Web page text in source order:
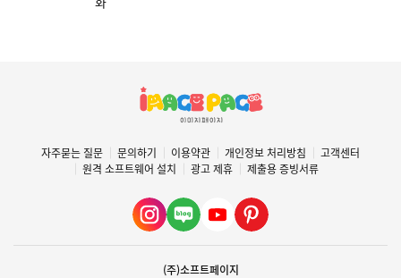
자주묻는 질문 문의하기 이용약관 개인정보 처리방침
고객센터
원격 소프트웨어 설치
광고 제휴 제출용 증빙서류
(주)소프트페이지